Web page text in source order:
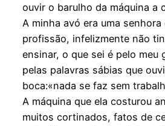
ouvir o barulho da máquina a
A minha avó era uma
profissão, infelizmente não
ensinar, o que sei é pelo meu
pelas palavras sábias que
boca:«nada se faz sem
A máquina que ela costurou
muitos cortinados, fatos de